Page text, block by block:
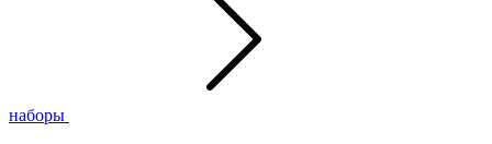
наборы